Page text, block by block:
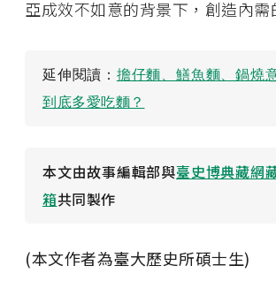
亞成效不如意的背景下，創造內需
延伸閱讀： 擔仔麵、鱔魚麵、鍋燒
到底多愛吃麵？
本文由故事編輯部與臺史博典藏網
箱共同製作
(本文作者為臺大歷史所碩士生)